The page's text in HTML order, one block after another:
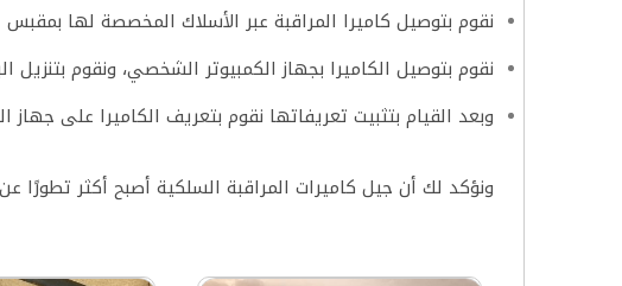
نقوم بتوصيل كاميرا المراقبة عبر الأسلاك المخصصة لها بمقبس
نقوم بتوصيل الكاميرا بجهاز الكمبيوتر الشخصي، ونقوم بتنزيل
وبعد القيام بتثبيت تعريفاتها نقوم بتعريف الكاميرا على
ونؤكد لك أن جيل كاميرات المراقبة السلكية أصبح أكثر تطورًا